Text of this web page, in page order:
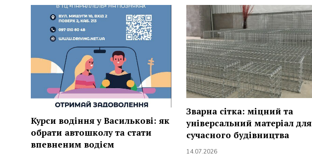
Курси водіння у Василькові: як
обрати автошколу та стати
впевненим водієм
Зварна сітка: міцний та
універсальний матеріал для
сучасного будівництва
14.07.2026